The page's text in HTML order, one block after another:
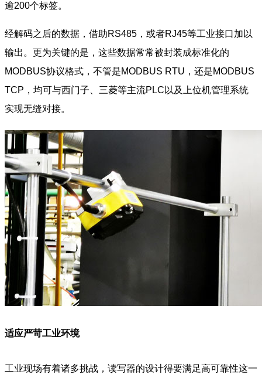
逾200个标签。
经解码之后的数据，借助RS485，或者RJ45等工业接口加以
输出。更为关键的是，这些数据常常被封装成标准化的
MODBUS协议格式，不管是MODBUS RTU，还是MODBUS
TCP，均可与西门子、三菱等主流PLC以及上位机管理系统
实现无缝对接。
适应严苛工业环境
工业现场有着诸多挑战，读写器的设计得要满足高可靠性这一